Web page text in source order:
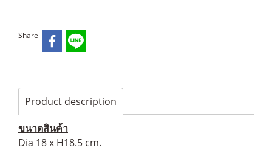
Share
Product description
ขนาดสินค้า
Dia 18 x H18.5 cm.